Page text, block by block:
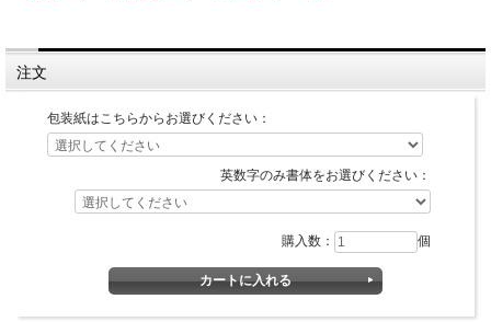
注文
包装紙はこちらからお選びください：
英数字のみ書体をお選びください：
購入数： 個